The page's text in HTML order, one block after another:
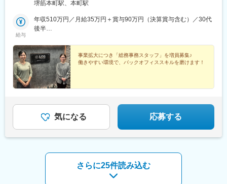
堺筋本町駅、本町駅
給与
年収510万円／月給35万円＋賞与90万円（決算賞与含む）／30代
後半
事業拡大につき「総務事務スタッフ」を増員募集♪
働きやすい環境で、バックオフィススキルを磨けます！
気になる 応募する
さらに25件読み込む